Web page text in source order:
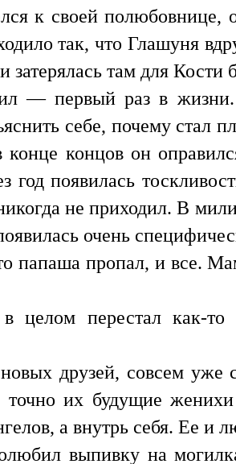
к своей полюбовнице,
так, что Глашуня
там для Кости
— первый раз в
себе, почему стал
концов он
появилась
не приходил. В
очень
папаша пропал, и все.
целом перестал как-то
друзей, совсем
их будущие женихи
а внутрь себя. Ее и
выпивку на